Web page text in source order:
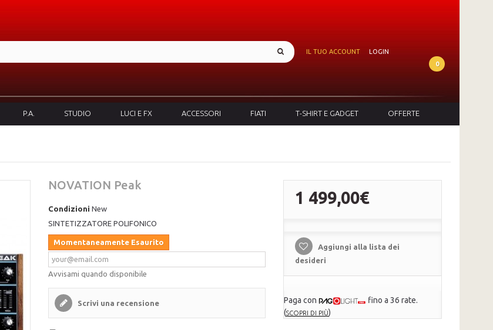
IL TUO ACCOUNT
LOGIN
0
P.A. STUDIO LUCI E FX ACCESSORI FIATI T-SHIRT E GADGET OFFERTE
NOVATION Peak
Condizioni New
SINTETIZZATORE POLIFONICO
Momentaneamente Esaurito
Avvisami quando disponibile
Scrivi una recensione
1 499,00€
Aggiungi alla lista dei
desideri
Paga con
fino a 36 rate.
(SCOPRI DI PIÙ)